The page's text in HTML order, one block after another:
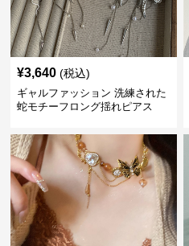
¥3,640 (税込)
ギャルファッション 洗練された
蛇モチーフロング揺れピアス